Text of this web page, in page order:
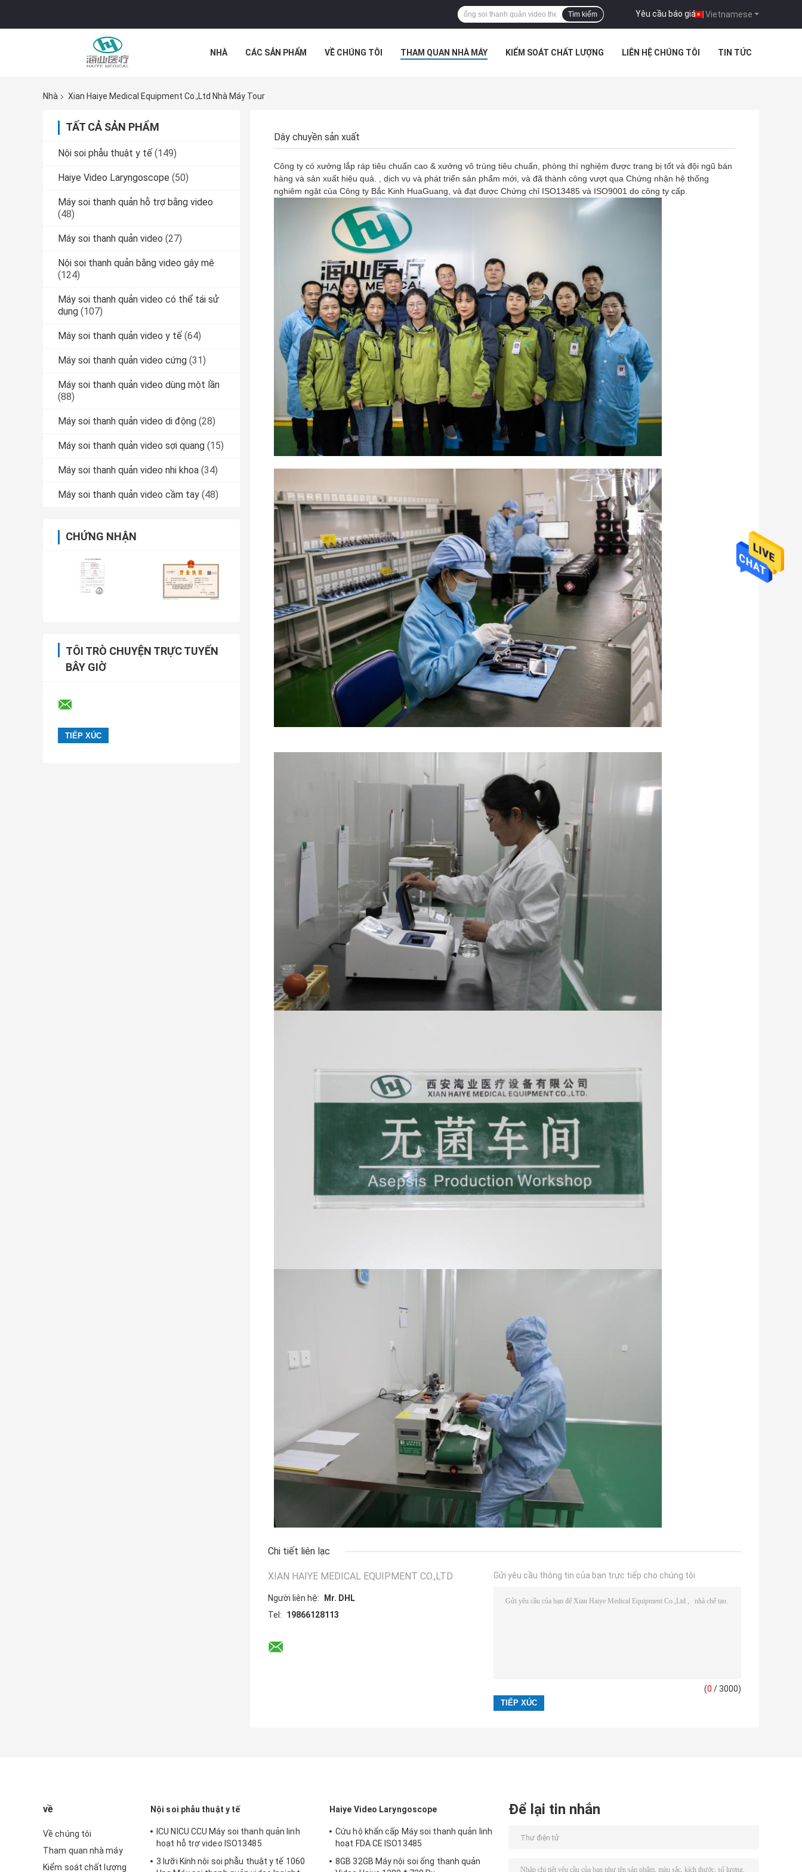
Vietnamese
Yêu cầu báo giá |
Tìm kiếm
NHÀ CÁC SẢN PHẨM VỀ CHÚNG TÔI THAM QUAN NHÀ MÁY KIỂM SOÁT CHẤT LƯỢNG LIÊN HỆ CHÚNG TÔI TIN TỨC
Nhà
Xian Haiye Medical Equipment Co.,Ltd Nhà Máy Tour
TẤT CẢ SẢN PHẨM
Nội soi phẫu thuật y tế (149)
Haiye Video Laryngoscope (50)
Máy soi thanh quản hỗ trợ bằng video
(48)
Máy soi thanh quản video (27)
Nội soi thanh quản bằng video gây mê
(124)
Máy soi thanh quản video có thể tái sử
dụng (107)
Máy soi thanh quản video y tế (64)
Máy soi thanh quản video cứng (31)
Máy soi thanh quản video dùng một lần
(88)
Máy soi thanh quản video di động (28)
Máy soi thanh quản video sợi quang (15)
Máy soi thanh quản video nhi khoa (34)
Máy soi thanh quản video cầm tay (48)
CHỨNG NHẬN
TÔI TRÒ CHUYỆN TRỰC TUYẾN
BÂY GIỜ
Dây chuyền sản xuất
Công ty có xưởng lắp ráp tiêu chuẩn cao & xưởng vô trùng tiêu chuẩn, phòng thí nghiệm được trang bị tốt và đội ngũ bán
hàng và sản xuất hiệu quả. , dịch vụ và phát triển sản phẩm mới, và đã thành công vượt qua Chứng nhận hệ thống
nghiêm ngặt của Công ty Bắc Kinh HuaGuang, và đạt được Chứng chỉ ISO13485 và ISO9001 do công ty cấp.
Chi tiết liên lạc
XIAN HAIYE MEDICAL EQUIPMENT CO.,LTD
Người liên hệ:
Mr. DHL
Tel:
19866128113
Gửi yêu cầu thông tin của bạn trực tiếp cho chúng tôi
(0 / 3000)
về
Về chúng tôi
Tham quan nhà máy
Kiểm soát chất lượng
Nội soi phẫu thuật y tế
ICU NICU CCU Máy soi thanh quản linh
hoạt hỗ trợ video ISO13485
3 lưỡi Kính nội soi phẫu thuật y tế 1060
Haiye Video Laryngoscope
Cứu hộ khẩn cấp Máy soi thanh quản linh
hoạt FDA CE ISO13485
8GB 32GB Máy nội soi ống thanh quản
Để lại tin nhắn